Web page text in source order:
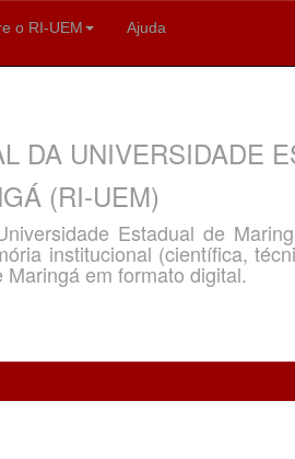
o RI-UEM Ajuda
DA UNIVERSIDADE
(RI-UEM)
Estadual de
institucional (científica,
em formato digital.